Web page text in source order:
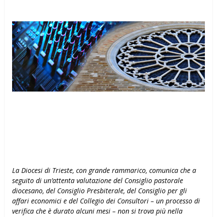
La Diocesi di Trieste, con grande rammarico, comunica che a
seguito di un’attenta valutazione del Consiglio pastorale
diocesano, del Consiglio Presbiterale, del Consiglio per gli
affari economici e del Collegio dei Consultori – un processo di
verifica che è durato alcuni mesi – non si trova più nella